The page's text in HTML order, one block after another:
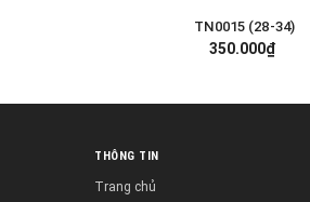
TÙY CHỌN
TN0015 (28-34)
350.000₫
THÔNG TIN
Trang chủ